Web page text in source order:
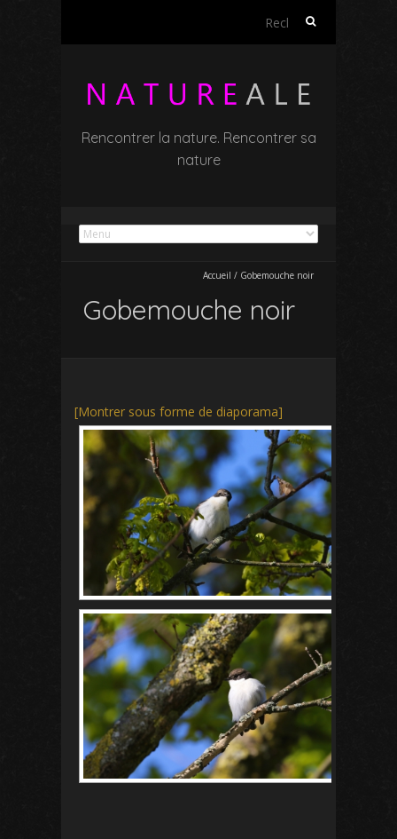
Rechercher :
Rencontrer la nature. Rencontrer sa
nature
Accueil / Gobemouche noir
Gobemouche noir
[Montrer sous forme de diaporama]